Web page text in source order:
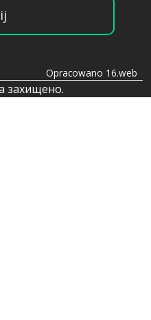
Opracowano 16.web
захищено.